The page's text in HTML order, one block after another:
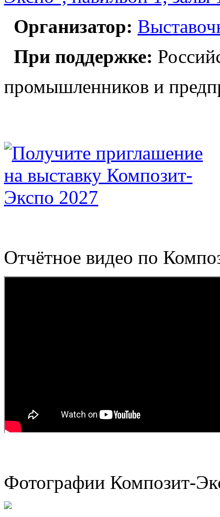
Организатор:
При поддержке:
промышленников и
Отчётное видео по
Фотографии Композит-